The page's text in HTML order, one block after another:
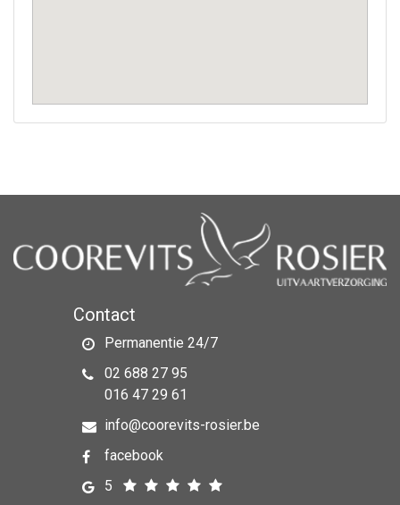
Contact
Permanentie 24/7
02 688 27 95
016 47 29 61
info@coorevits-rosier.be
facebook
5